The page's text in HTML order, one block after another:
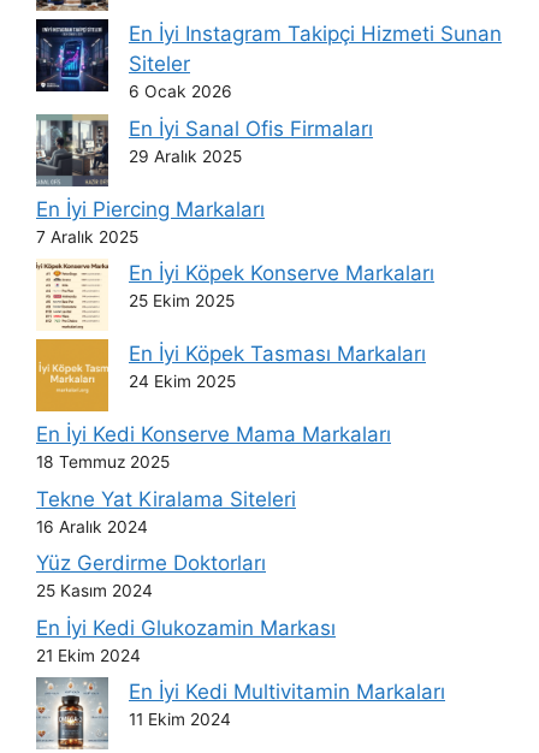
En İyi Instagram Takipçi Hizmeti Sunan
Siteler
6 Ocak 2026
En İyi Sanal Ofis Firmaları
29 Aralık 2025
En İyi Piercing Markaları
7 Aralık 2025
En İyi Köpek Konserve Markaları
25 Ekim 2025
En İyi Köpek Tasması Markaları
24 Ekim 2025
En İyi Kedi Konserve Mama Markaları
18 Temmuz 2025
Tekne Yat Kiralama Siteleri
16 Aralık 2024
Yüz Gerdirme Doktorları
25 Kasım 2024
En İyi Kedi Glukozamin Markası
21 Ekim 2024
En İyi Kedi Multivitamin Markaları
11 Ekim 2024